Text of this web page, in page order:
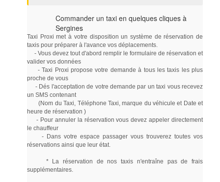
Commander un taxi en quelques cliques à
Sergines
Taxi Proxi met à votre disposition un système de réservation de
taxis pour préparer à l'avance vos déplacements.
- Vous devez tout d'abord remplir le formulaire de réservation et
valider vos données
- Taxi Proxi propose votre demande à tous les taxis les plus
proche de vous
- Dés l'acceptation de votre demande par un taxi vous recevez
un SMS contenant
(Nom du Taxi, Téléphone Taxi, marque du véhicule et Date et
heure de réservation )
- Pour annuler la réservation vous devez appeler directement
le chauffeur
- Dans votre espace passager vous trouverez toutes vos
réservations ainsi que leur état.
* La réservation de nos taxis n'entraîne pas de frais
supplémentaires.